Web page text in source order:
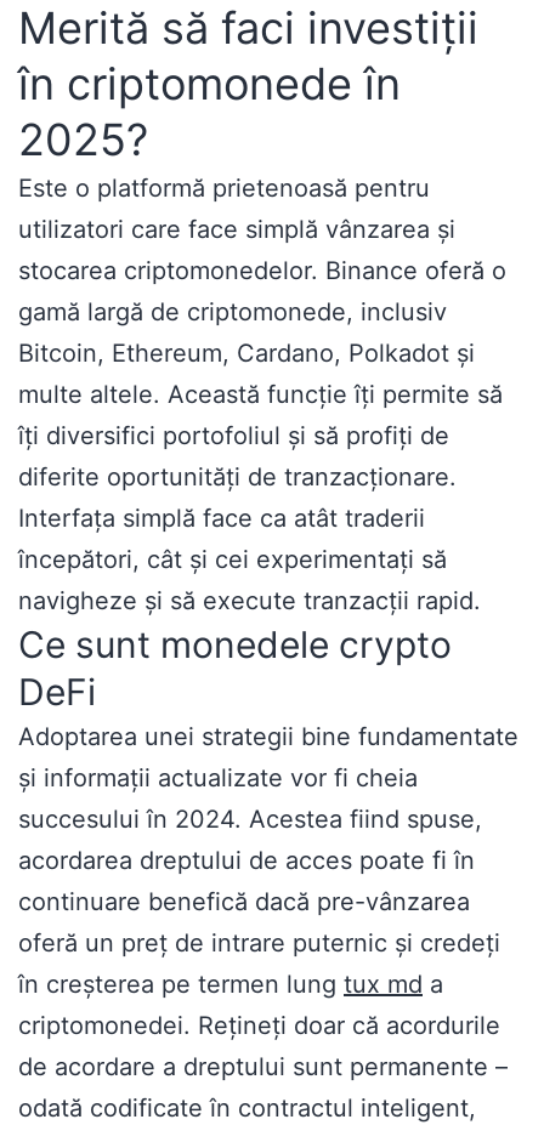
Merită să faci investiții
în criptomonede în
2025?
Este o platformă prietenoasă pentru
utilizatori care face simplă vânzarea și
stocarea criptomonedelor. Binance oferă o
gamă largă de criptomonede, inclusiv
Bitcoin, Ethereum, Cardano, Polkadot și
multe altele. Această funcție îți permite să
îți diversifici portofoliul și să profiți de
diferite oportunități de tranzacționare.
Interfața simplă face ca atât traderii
începători, cât și cei experimentați să
navigheze și să execute tranzacții rapid.
Ce sunt monedele crypto
DeFi
Adoptarea unei strategii bine fundamentate
și informații actualizate vor fi cheia
succesului în 2024. Acestea fiind spuse,
acordarea dreptului de acces poate fi în
continuare benefică dacă pre-vânzarea
oferă un preț de intrare puternic și credeți
în creșterea pe termen lung tux md a
criptomonedei. Rețineți doar că acordurile
de acordare a dreptului sunt permanente –
odată codificate în contractul inteligent,